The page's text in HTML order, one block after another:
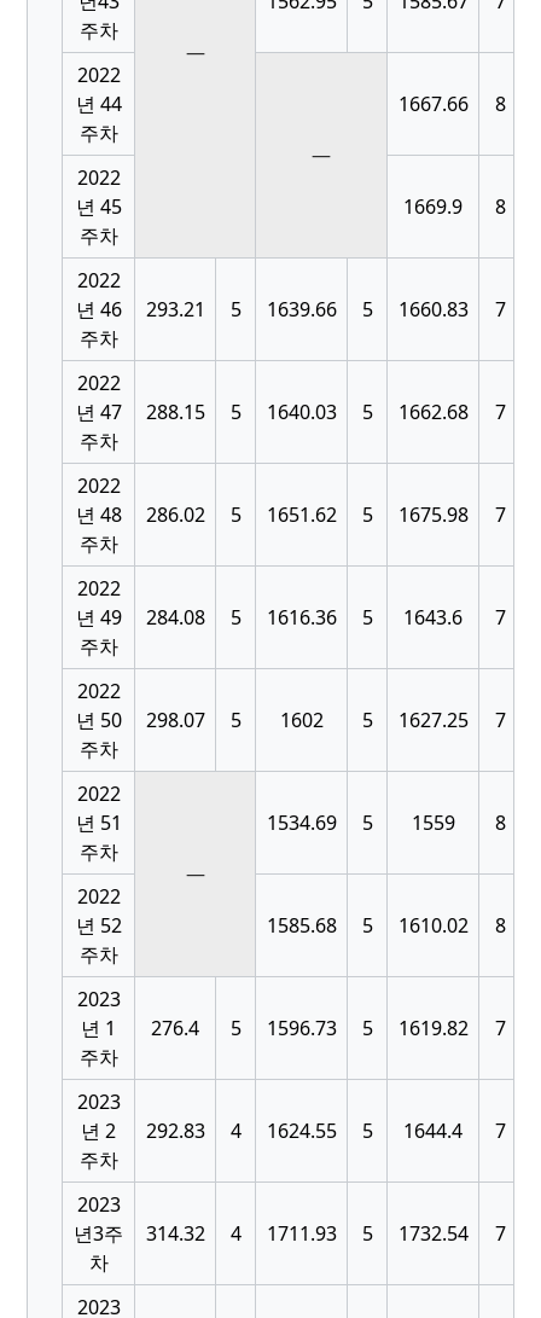
—
주차
2022
년 44
주차
—
1667.66 8
2022
년 45
주차
1669.9 8
2022
년 46
주차
293.21 5 1639.66 5 1660.83 7
2022
년 47
주차
288.15 5 1640.03 5 1662.68 7
2022
년 48
주차
286.02 5 1651.62 5 1675.98 7
2022
년 49
주차
284.08 5 1616.36 5 1643.6 7
2022
년 50
주차
298.07 5 1602 5 1627.25 7
2022
년 51
주차
—
1534.69 5 1559 8
2022
년 52
주차
1585.68 5 1610.02 8
2023
년 1
주차
276.4 5 1596.73 5 1619.82 7
2023
년 2
주차
292.83 4 1624.55 5 1644.4 7
2023
년3주
차
314.32 4 1711.93 5 1732.54 7
2023